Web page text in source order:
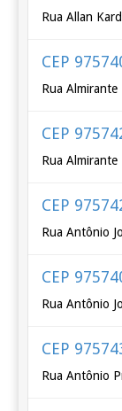
Rua Allan
CEP
Rua Almirante
CEP
Rua
CEP
Rua Antônio
CEP
Rua Antônio
CEP
Rua Antônio